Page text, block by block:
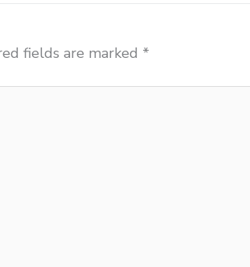
fields are marked *